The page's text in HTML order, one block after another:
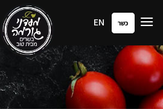
לתוכן
כשר EN